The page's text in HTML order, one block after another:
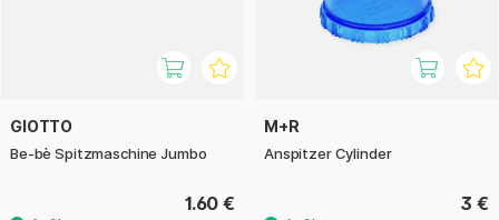
GIOTTO
Be-bè Spitzmaschine Jumbo
1.60 €
M+R
Anspitzer Cylinder
3 €